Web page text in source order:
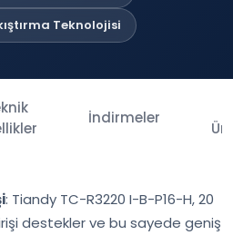
Teknolojisi
İndirmeler
: Tiandy TC-R3220 I-B-P16-H, 20
destekler ve bu sayede geniş